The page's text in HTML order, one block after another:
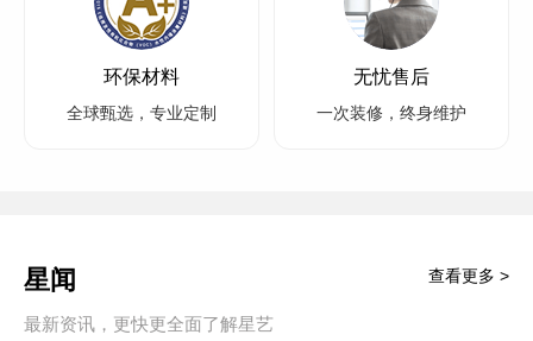
环保材料
全球甄选，专业定制
无忧售后
一次装修，终身维护
星闻
最新资讯，更快更全面了解星艺
查看更多 >